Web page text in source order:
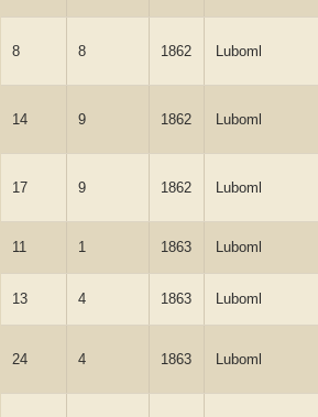
8 8 1862 Luboml
14 9 1862 Luboml
17 9 1862 Luboml
11 1 1863 Luboml
13 4 1863 Luboml
24 4 1863 Luboml